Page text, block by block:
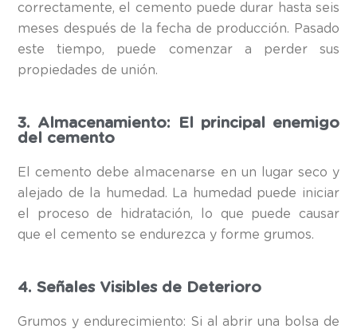
correctamente, el cemento puede durar hasta seis
meses después de la fecha de producción. Pasado
este tiempo, puede comenzar a perder sus
propiedades de unión.
3. Almacenamiento: El principal enemigo
del cemento
El cemento debe almacenarse en un lugar seco y
alejado de la humedad. La humedad puede iniciar
el proceso de hidratación, lo que puede causar
que el cemento se endurezca y forme grumos.
4. Señales Visibles de Deterioro
Grumos y endurecimiento: Si al abrir una bolsa de